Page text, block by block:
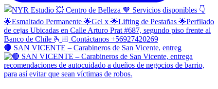
🔴 SAN VICENTE – Carabineros de San Vicente, entreg